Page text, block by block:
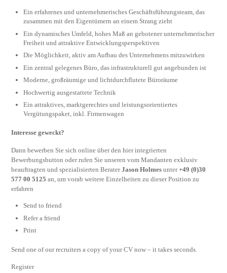
Ein erfahrenes und unternehmerisches Geschäfts­führungsteam, das
zusammen mit den Ei­gen­tü­mern an einem Strang zieht
Ein dynamisches Umfeld, hohes Maß an gebotener unternehmerischer
Freiheit und attraktive Ent­wick­lungs­perspektiven
Die Möglichkeit, aktiv am Aufbau des Unter­neh­mens mitzuwirken
Ein zentral gelegenes Büro, das infrastrukturell gut angebunden ist
Moderne, großräumige und lichtdurchflutete Büro­räume
Hochwertig ausgestattete Technik
Ein attraktives, marktgerechtes und leistungs­orientiertes
Vergütungspaket, inkl. Firmenwagen
Interesse geweckt?
Dann bewerben Sie sich online über den hier integrierten
Bewerbungsbutton oder rufen Sie unseren vom Mandanten exklusiv
beauftragten und spezialisierten BeraterJason Holmes unter+49 (0)30
577 00 5125 an, um vorab weitere Einzelheiten zu dieser Position zu
erfahren
Send to friend
Refer a friend
Print
Send one of our recruiters a copy of your CV now – it takes seconds.
Register